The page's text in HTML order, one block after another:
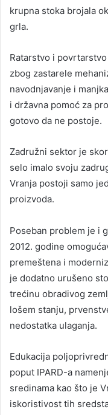
krupna stoka brojala
grla.
Ratarstvo i
zbog zastarele
navodnjavanje i
i državna pomoć za
gotovo da ne postoje.
Zadružni sektor je
selo imalo svoju
Vranja postoji samo
proizvoda.
Poseban problem je i
2012. godine
premeštena i
je dodatno urušeno
trećinu obradivog
lošem stanju,
nedostatka ulaganja.
Edukacija
poput IPARD-a
sredinama kao što je
iskoristivost tih